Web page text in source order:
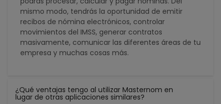
mismo modo, tendrás la oportunidad de emitir
recibos de nómina electrónicos, controlar
movimientos del IMSS, generar contratos
masivamente, comunicar las diferentes áreas de tu
empresa y muchas cosas más.
¿Qué ventajas tengo al utilizar Masternom en
lugar de otras aplicaciones similares?